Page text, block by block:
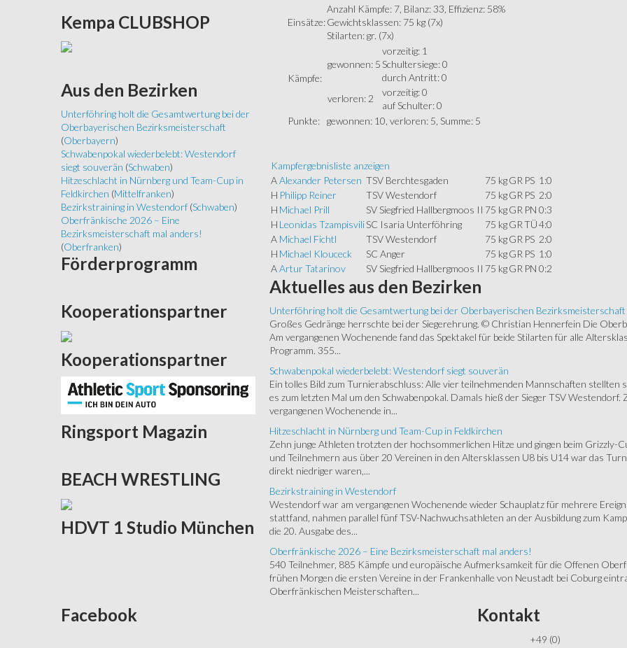
Einsätze:
Anzahl Kämpfe: 7, Bilanz: 33, Effizienz: 58%
Gewichtsklassen: 75 kg (7x)
Stilarten: gr. (7x)
Kämpfe:
gewonnen: 5
vorzeitig: 1
Schultersiege: 0
durch Antritt: 0
verloren: 2
vorzeitig: 0
auf Schulter: 0
Punkte:
gewonnen: 10, verloren: 5, Summe: 5
Kampfergebnisliste anzeigen
A Alexander Petersen TSV Berchtesgaden 75 kg GR PS 1:0
H Philipp Reiner TSV Westendorf 75 kg GR PS 2:0
H Michael Prill SV Siegfried Hallbergmoos II 75 kg GR PN 0:3
H Leonidas Tzampisvili SC Isaria Unterföhring 75 kg GRTÜ4:0
A Michael Fichtl TSV Westendorf 75 kg GR PS 2:0
H Michael Klouceck SC Anger 75 kg GR PS 1:0
A Artur Tatarinov SV Siegfried Hallbergmoos II 75 kg GR PN 0:2
Aktuelles aus den Bezirken
Unterföhring holt die Gesamtwertung bei der Oberbayerischen Bezirksmeisterschaft
Großes Gedränge herrschte bei der Siegerehrung. © Christian Hennerfein Die
Am vergangenen Wochenende fand das Spektakel für beide Stilarten für alle
Programm. 355...
Schwabenpokal wiederbelebt: Westendorf siegt souverän
Ein tolles Bild zum Turnierabschluss: Alle vier teilnehmenden Mannschaften stellten
es zum letzten Mal um den Schwabenpokal. Damals hieß der Sieger TSV
vergangenen Wochenende in...
Hitzeschlacht in Nürnberg und Team-Cup in Feldkirchen
Zehn junge Athleten trotzten der hochsommerlichen Hitze und gingen beim Grizzly-
und Teilnehmern aus über 20 Vereinen in den Altersklassen U8 bis U14 war das
direkt niedriger waren,...
Bezirkstraining in Westendorf
Westendorf war am vergangenen Wochenende wieder Schauplatz für mehrere
stattfand, nahmen parallel fünf TSV-Nachwuchsathleten an der Ausbildung zum
die 20. Ausgabe des...
Oberfränkische 2026 – Eine Bezirksmeisterschaft mal anders!
540 Teilnehmer, 885 Kämpfe und europäische Aufmerksamkeit für die Offenen
frühen Morgen die ersten Vereine in der Frankenhalle von Neustadt bei Coburg
Oberfränkischen Meisterschaften...
Kempa CLUBSHOP
Aus den Bezirken
Unterföhring holt die Gesamtwertung bei der
Oberbayerischen Bezirksmeisterschaft
(Oberbayern)
Schwabenpokal wiederbelebt: Westendorf
siegt souverän (Schwaben)
Hitzeschlacht in Nürnberg und Team-Cup in
Feldkirchen (Mittelfranken)
Bezirkstraining in Westendorf (Schwaben)
Oberfränkische 2026 – Eine
Bezirksmeisterschaft mal anders!
(Oberfranken)
Förderprogramm
Kooperationspartner
Kooperationspartner
Ringsport Magazin
BEACH WRESTLING
HDVT 1 Studio München
Facebook Kontakt
+49 (0)